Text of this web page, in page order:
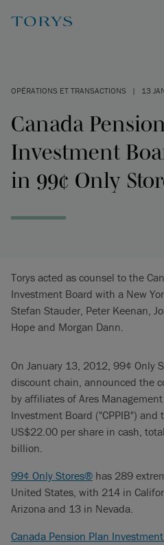
OPÉRATIONS ET TRANSACTIONS | 13
Canada
Investment
in 99¢ Only
Torys acted as counsel to the
Investment Board with a New
Stefan Stauder, Peter Keenan,
Hope and Morgan Dann.
On January 13, 2012, 99¢ Only
discount chain, announced the
by affiliates of Ares
Investment Board ("CPPIB")
US$22.00 per share in cash,
billion.
99¢ Only Stores® has 289
United States, with 214 in
Arizona and 13 in Nevada.
Canada Pension Plan